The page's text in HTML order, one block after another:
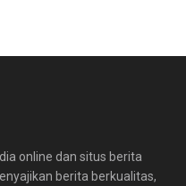
online dan situs berita
berita berkualitas,